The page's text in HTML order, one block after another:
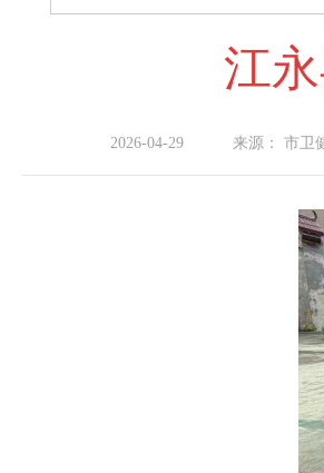
江
2026-04-29 来源： 市卫